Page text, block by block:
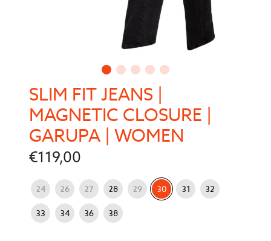
SLIM FIT JEANS |
MAGNETIC CLOSURE |
GARUPA | WOMEN
€119,00
Jeans Größe: 30
24 26 27 28 29 30 31 32
33 34 36 38